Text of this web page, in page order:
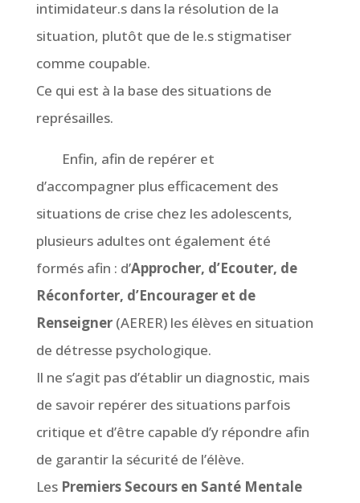
intimidateur.s dans la résolution de la
situation, plutôt que de le.s stigmatiser
comme coupable.
Ce qui est à la base des situations de
représailles.
Enfin, afin de repérer et
d’accompagner plus efficacement des
situations de crise chez les adolescents,
plusieurs adultes ont également été
formés afin : d’Approcher, d’Ecouter, de
Réconforter, d’Encourager et de
Renseigner(AERER) les élèves en situation
de détresse psychologique.
Il ne s’agit pas d’établir un diagnostic, mais
de savoir repérer des situations parfois
critique et d’être capable d’y répondre afin
de garantir la sécurité de l’élève.
Les Premiers Secours en Santé Mentale